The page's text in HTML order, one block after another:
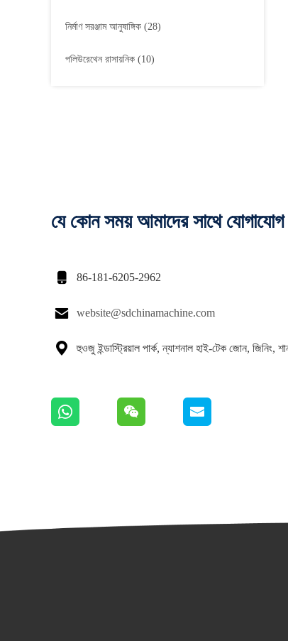
নির্মাণ সরঞ্জাম আনুষাঙ্গিক (28)
পলিউরেথেন রাসায়নিক (10)
যে কোন সময় আমাদের সাথে
 86-181-6205-2962
 website@sdchinamachine.com
 হুওজু ইন্ডাস্ট্রিয়াল পার্ক, ন্যাশনাল হাই-টেক জোন, জিনিং,